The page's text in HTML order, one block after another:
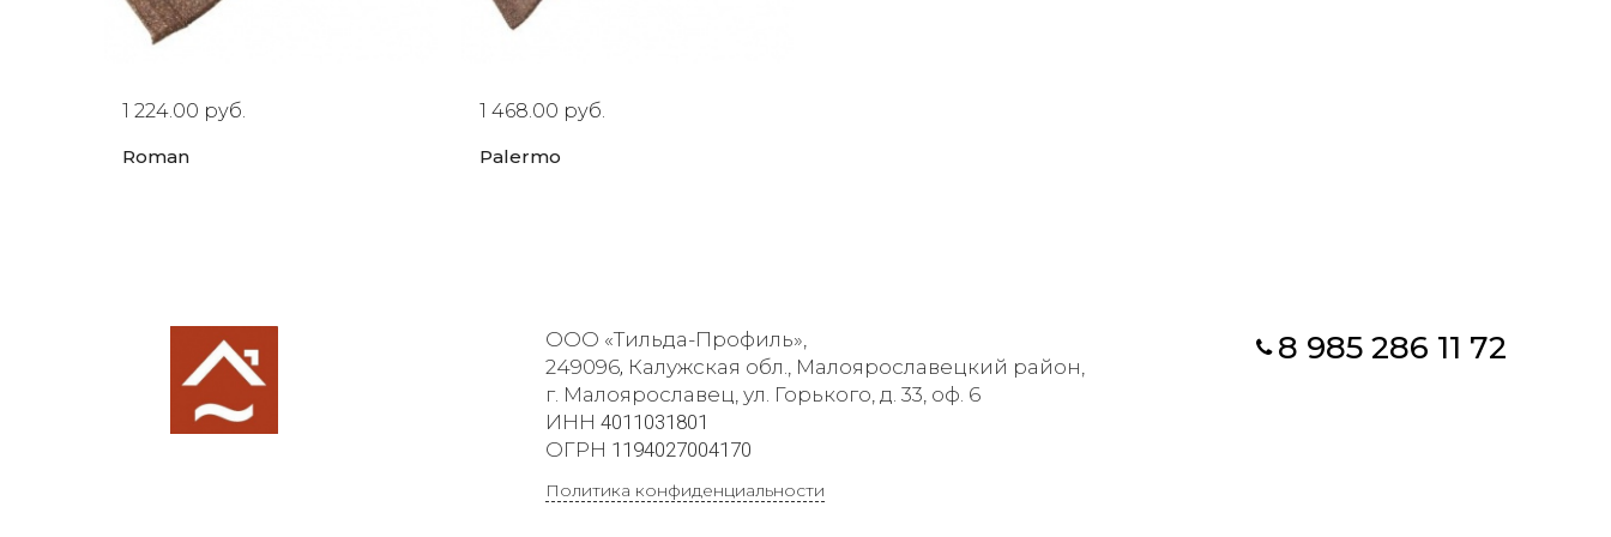
1 224.00 руб.
Roman
1 468.00 руб.
Palermo
ООО «Тильда-Профиль»,
249096, Калужская обл., Малоярославецкий район,
г. Малоярославец, ул. Горького, д. 33, оф. 6
ИНН 4011031801
ОГРН 1194027004170
Политика конфиденциальности
8 985 286 11 72